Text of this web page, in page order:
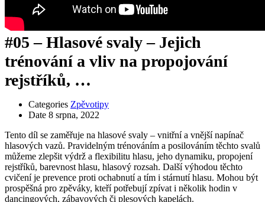
#05 – Hlasové svaly – Jejich
trénování a vliv na propojování
rejstříků, …
Categories Zpěvotipy
Date 8 srpna, 2022
Tento díl se zaměřuje na hlasové svaly – vnitřní a vnější napínač
hlasových vazů. Pravidelným trénováním a posilováním těchto svalů
můžeme zlepšit výdrž a flexibilitu hlasu, jeho dynamiku, propojení
rejstříků, barevnost hlasu, hlasový rozsah. Další výhodou těchto
cvičení je prevence proti ochabnutí a tím i stárnutí hlasu. Mohou být
prospěšná pro zpěváky, kteří potřebují zpívat i několik hodin v
dancingových, zábavových či plesových kapelách.